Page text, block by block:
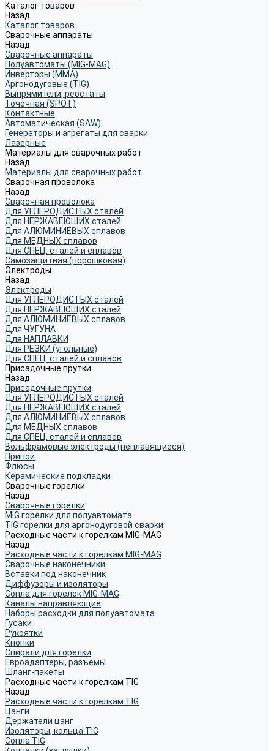
Каталог товаров
Назад
Каталог товаров
Сварочные аппараты
Назад
Сварочные аппараты
Полуавтоматы (MIG-MAG)
Инверторы (MMA)
Аргонодуговые (TIG)
Выпрямители, реостаты
Точечная (SPOT)
Контактные
Автоматическая (SAW)
Генераторы и агрегаты для сварки
Лазерные
Материалы для сварочных работ
Назад
Материалы для сварочных работ
Сварочная проволока
Назад
Сварочная проволока
Для УГЛЕРОДИСТЫХ сталей
Для НЕРЖАВЕЮЩИХ сталей
Для АЛЮМИНИЕВЫХ сплавов
Для МЕДНЫХ сплавов
Для СПЕЦ. сталей и сплавов
Самозащитная (порошковая)
Электроды
Назад
Электроды
Для УГЛЕРОДИСТЫХ сталей
Для НЕРЖАВЕЮЩИХ сталей
Для АЛЮМИНИЕВЫХ сплавов
Для ЧУГУНА
Для НАПЛАВКИ
Для РЕЗКИ (угольные)
Для СПЕЦ. сталей и сплавов
Присадочные прутки
Назад
Присадочные прутки
Для УГЛЕРОДИСТЫХ сталей
Для НЕРЖАВЕЮЩИХ сталей
Для АЛЮМИНИЕВЫХ сплавов
Для МЕДНЫХ сплавов
Для СПЕЦ. сталей и сплавов
Вольфрамовые электроды (неплавящиеся)
Припои
Флюсы
Керамические подкладки
Сварочные горелки
Назад
Сварочные горелки
MIG горелки для полуавтомата
TIG горелки для аргонодуговой сварки
Расходные части к горелкам MIG-MAG
Назад
Расходные части к горелкам MIG-MAG
Сварочные наконечники
Вставки под наконечник
Диффузоры и изоляторы
Сопла для горелок MIG-MAG
Каналы направляющие
Наборы расходки для полуавтомата
Гусаки
Рукоятки
Кнопки
Спирали для горелки
Евроадаптеры, разъёмы
Шланг-пакеты
Расходные части к горелкам TIG
Назад
Расходные части к горелкам TIG
Цанги
Держатели цанг
Изоляторы, кольца TIG
Сопла TIG